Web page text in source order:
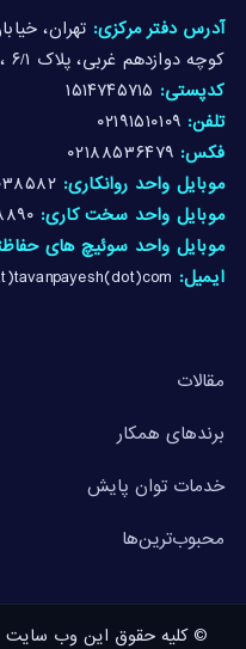
مقالات
برندهای همکار
خدمات توان پایش
محبوب‌ترین‌ها
آدرس دفتر مرکزی: تهران،
کوچه دوازدهم غربی، پلاک ۶/۱ ، واحد ۴
کدپستی: ۱۵۱۴۷۴۵۷۱۵
تلفن: ۰۲۱۹۱۵۱۰۱۰۹
فکس: ۰۲۱۸۸۵۳۶۴۷۹
موبایل واحد روانکاری:
موبایل واحد سخت کاری:
موبایل واحد سوئیچ های
ایمیل:
© کلیه حقوق این وب سایت